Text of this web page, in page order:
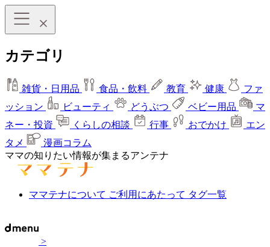
カテゴリ
雑貨・日用品 食品・飲料 教育 健康
ファ
ッション
ビューティ どうぶつ ベビー用品
マ
ネー・投資
くらしの相談 行事 おでかけ
エン
タメ
漫画コラム
ママの知りたい情報が集まるアンテナ
ママテナについて ご利用にあたって タグ一覧
>